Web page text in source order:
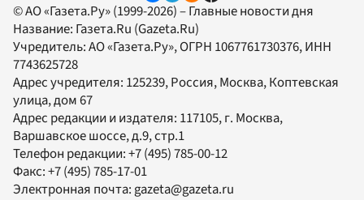
© АО «Газета.Ру» (1999-2026) – Главные новости дня
Название: Газета.Ru (Gazeta.Ru)
Учредитель:АО «Газета.Ру», ОГРН 1067761730376, ИНН
7743625728
Адрес учредителя: 125239, Россия, Москва, Коптевская
улица, дом 67
Адрес редакции и издателя: 117105, г. Москва,
Варшавское шоссе, д.9, стр.1
Телефон редакции:+7 (495) 785-00-12
Факс:+7 (495) 785-17-01
Электронная почта: gazeta@gazeta.ru